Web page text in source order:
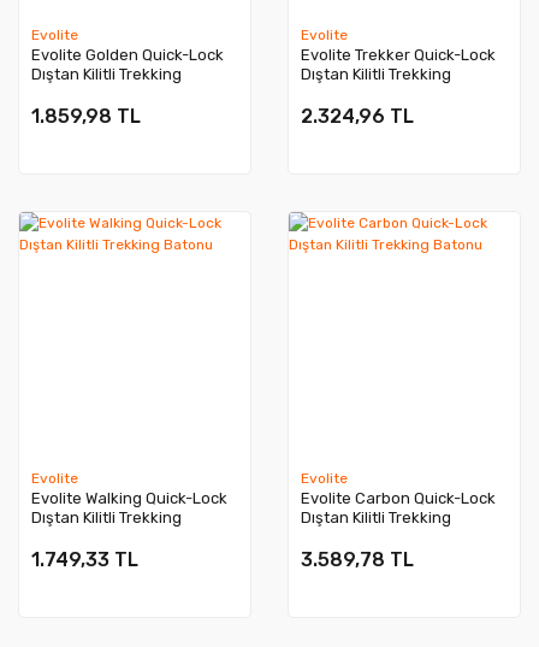
Evolite
Evolite Golden Quick-Lock
Dıştan Kilitli Trekking
1.859,98 TL
Evolite
Evolite Trekker Quick-Lock
Dıştan Kilitli Trekking
2.324,96 TL
Evolite
Evolite Walking Quick-Lock
Dıştan Kilitli Trekking
1.749,33 TL
Evolite
Evolite Carbon Quick-Lock
Dıştan Kilitli Trekking
3.589,78 TL